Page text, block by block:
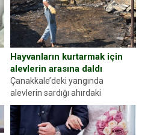
sorup belgelerini istedi. Sürücü
Abdurrahman Ö.nün verdiği
evraklarda eksik olduğunu...
Hayvanların kurtarmak için
alevlerin arasına daldı
Çanakkale’deki yangında
alevlerin sardığı ahırdaki
hayvanlarını kurtarmak isteyen
Zeki Demir (66) ölümden döndü.
Yüzünde ve ellerinde yanıklar